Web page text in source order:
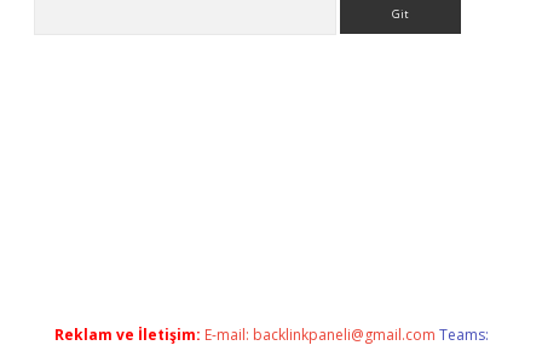
Reklam ve İletişim: E-mail: backlinkpaneli@gmail.com Teams: